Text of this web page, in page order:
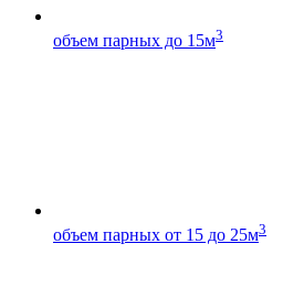
объем парных до 15м3
объем парных от 15 до 25м3